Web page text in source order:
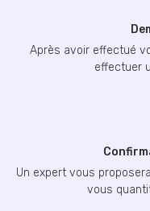
Après avoir effectué
effectuer
Un expert vous
vous